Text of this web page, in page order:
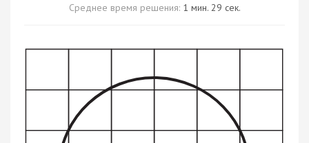
Среднее время решения: 1 мин. 29 сек.